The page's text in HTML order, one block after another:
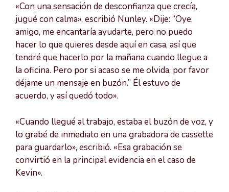
«Con una sensación de desconfianza que crecía,
jugué con calma», escribió Nunley. «Dije: “Oye,
amigo, me encantaría ayudarte, pero no puedo
hacer lo que quieres desde aquí en casa, así que
tendré que hacerlo por la mañana cuando llegue a
la oficina. Pero por si acaso se me olvida, por favor
déjame un mensaje en buzón.” Él estuvo de
acuerdo, y así quedó todo».
«Cuando llegué al trabajo, estaba el buzón de voz, y
lo grabé de inmediato en una grabadora de cassette
para guardarlo», escribió. «Esa grabación se
convirtió en la principal evidencia en el caso de
Kevin».